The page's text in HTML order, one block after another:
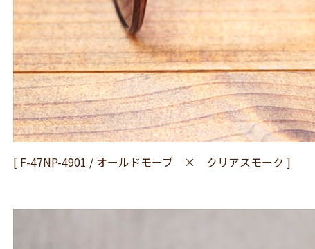
[ F-47NP-4901 / オールドモーブ × クリアスモーク ]